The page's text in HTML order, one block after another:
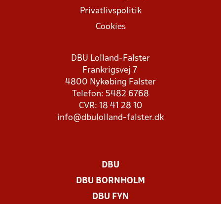
Privatlivspolitik
Cookies
DBU Lolland-Falster
Frankrigsvej 7
4800 Nykøbing Falster
Telefon: 5482 6768
CVR: 18 41 28 10
info@dbulolland-falster.dk
DBU
DBU BORNHOLM
DBU FYN